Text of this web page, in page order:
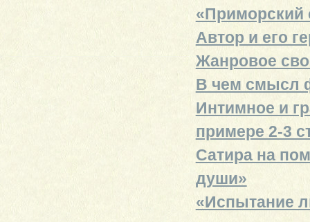
«Приморский
Автор и его
Жанровое
В чем смысл
Интимное и
примере 2-3
Сатира на
души»
«Испытание